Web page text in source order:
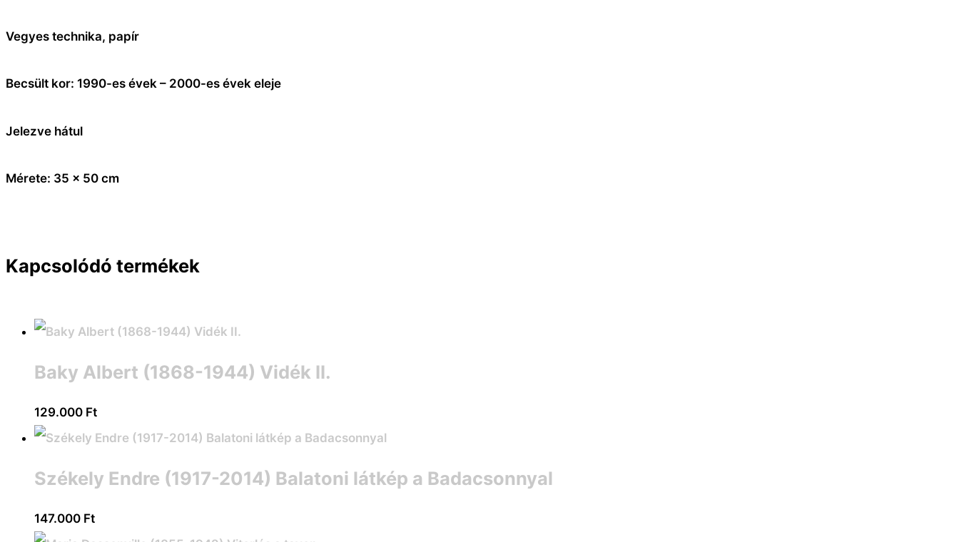
Vegyes technika, papír
Becsült kor: 1990-es évek – 2000-es évek eleje
Jelezve hátul
Mérete: 35 x 50 cm
Kapcsolódó termékek
Baky Albert (1868-1944) Vidék II.
129.000 Ft
Székely Endre (1917-2014) Balatoni látkép a Badacsonnyal
147.000 Ft